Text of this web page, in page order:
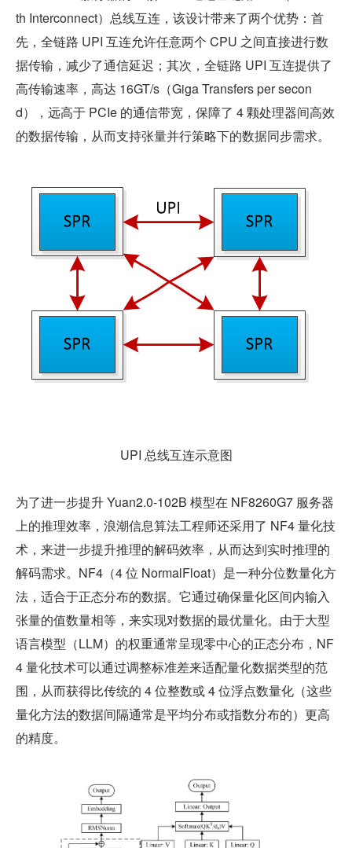
th Interconnect）总线互连，该设计带来了两个优势：首
先，全链路 UPI 互连允许任意两个 CPU 之间直接进行数
据传输，减少了通信延迟；其次，全链路 UPI 互连提供了
高传输速率，高达 16GT/s（Giga Transfers per secon
d），远高于 PCIe 的通信带宽，保障了 4 颗处理器间高效
的数据传输，从而支持张量并行策略下的数据同步需求。
UPI 总线互连示意图
为了进一步提升 Yuan2.0-102B 模型在 NF8260G7 服务器
上的推理效率，浪潮信息算法工程师还采用了 NF4 量化技
术，来进一步提升推理的解码效率，从而达到实时推理的
解码需求。NF4（4 位 NormalFloat）是一种分位数量化方
法，适合于正态分布的数据。它通过确保量化区间内输入
张量的值数量相等，来实现对数据的最优量化。由于大型
语言模型（LLM）的权重通常呈现零中心的正态分布，NF
4 量化技术可以通过调整标准差来适配量化数据类型的范
围，从而获得比传统的 4 位整数或 4 位浮点数量化（这些
量化方法的数据间隔通常是平均分布或指数分布的）更高
的精度。